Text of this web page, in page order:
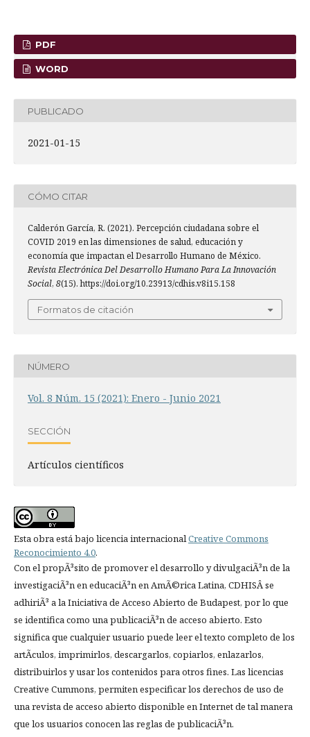
PDF
WORD
PUBLICADO
2021-01-15
CÓMO CITAR
Calderón García, R. (2021). Percepción ciudadana sobre el
COVID 2019 en las dimensiones de salud, educación y
economía que impactan el Desarrollo Humano de México.
Revista Electrónica Del Desarrollo Humano Para La Innovación
Social, 8(15). https://doi.org/10.23913/cdhis.v8i15.158
Formatos de citación
NÚMERO
Vol. 8 Núm. 15 (2021): Enero - Junio 2021
SECCIÓN
Artí­culos científicos
Esta obra está bajo licencia internacionalCreative Commons
Reconocimiento 4.0.
Con el propÃ³sito de promover el desarrollo y divulgaciÃ³n de la
investigaciÃ³n en educaciÃ³n en AmÃ©rica Latina, CDHISÂ se
adhiriÃ³ a la Iniciativa de Acceso Abierto de Budapest, por lo que
se identifica como una publicaciÃ³n de acceso abierto. Esto
significa que cualquier usuario puede leer el texto completo de los
artÃ­culos, imprimirlos, descargarlos, copiarlos, enlazarlos,
distribuirlos y usar los contenidos para otros fines. Las licencias
Creative Cummons, permiten especificar los derechos de uso de
una revista de acceso abierto disponible en Internet de tal manera
que los usuarios conocen las reglas de publicaciÃ³n.